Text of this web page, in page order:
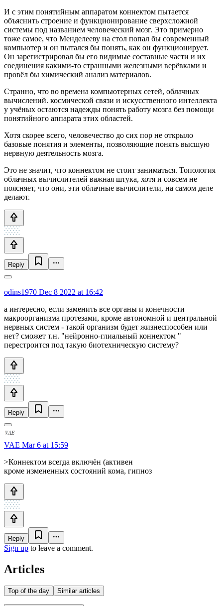
И с этим понятийным аппаратом коннектом пытается
объяснить строение и функционирование сверхсложной
системы под названием человеческий мозг. Это примерно
тоже самое, что Менделееву на стол попал бы современный
компьютер и он пытался бы понять, как он функционирует.
Он зарегистрировал бы его видимые составные части и их
соединения какими-то странными железными верёвками и
провёл бы химический анализ материалов.
Странно, что во времена компьютерных сетей, облачных
вычислений. космической связи и искусственного интеллекта
у учёных остаются надежды понять работу мозга без помощи
понятийного аппарата этих областей.
Хотя скорее всего, человечество до сих пор не открыло
базовые понятия и элементы, позволяющие понять высшую
нервную деятельность мозга.
Это не значит, что коннектом не стоит заниматься. Топология
облачных вычислителей важная штука, хотя и совсем не
поясняет, что они, эти облачные вычислители, на самом деле
делают.
Reply
odins1970 Dec 8 2022 at 16:42
а интересно, если заменить все органы и конечности
макроорганизма протезами, кроме автономной и центральной
нервных систем - такой организм будет жизнеспособен или
нет? сможет т.н. "нейронно-глиальный коннектом "
перестроится под такую биотехническую систему?
Reply
VAE Mar 6 at 15:59
>Коннектом всегда включён (активен
кроме измененных состояний кома, гипноз
Reply
Sign up to leave a comment.
Articles
Top of the day Similar articles